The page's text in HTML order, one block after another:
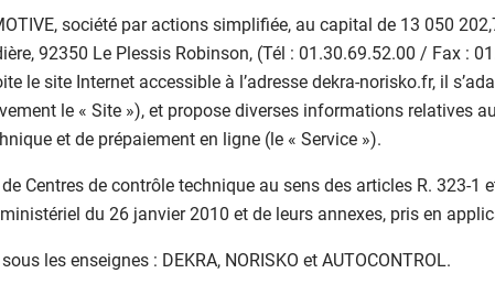
société par actions simplifiée, au capital de 13 050
92350 Le Plessis Robinson, (Tél : 01.30.69.52.00 / Fax :
le site Internet accessible à l’adresse dekra-norisko.fr, il
le « Site »), et propose diverses informations relatives
et de prépaiement en ligne (le « Service »).
Centres de contrôle technique au sens des articles R. 323-
du 26 janvier 2010 et de leurs annexes, pris en
les enseignes : DEKRA, NORISKO et AUTOCONTROL.